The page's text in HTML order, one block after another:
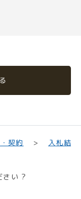
契約 入札結
さい ?